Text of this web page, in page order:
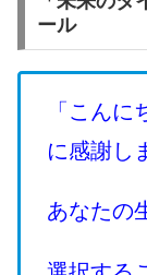
ール
「こん
に感謝し
あなたの